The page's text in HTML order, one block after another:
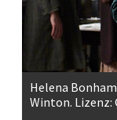
Helena
Winton.